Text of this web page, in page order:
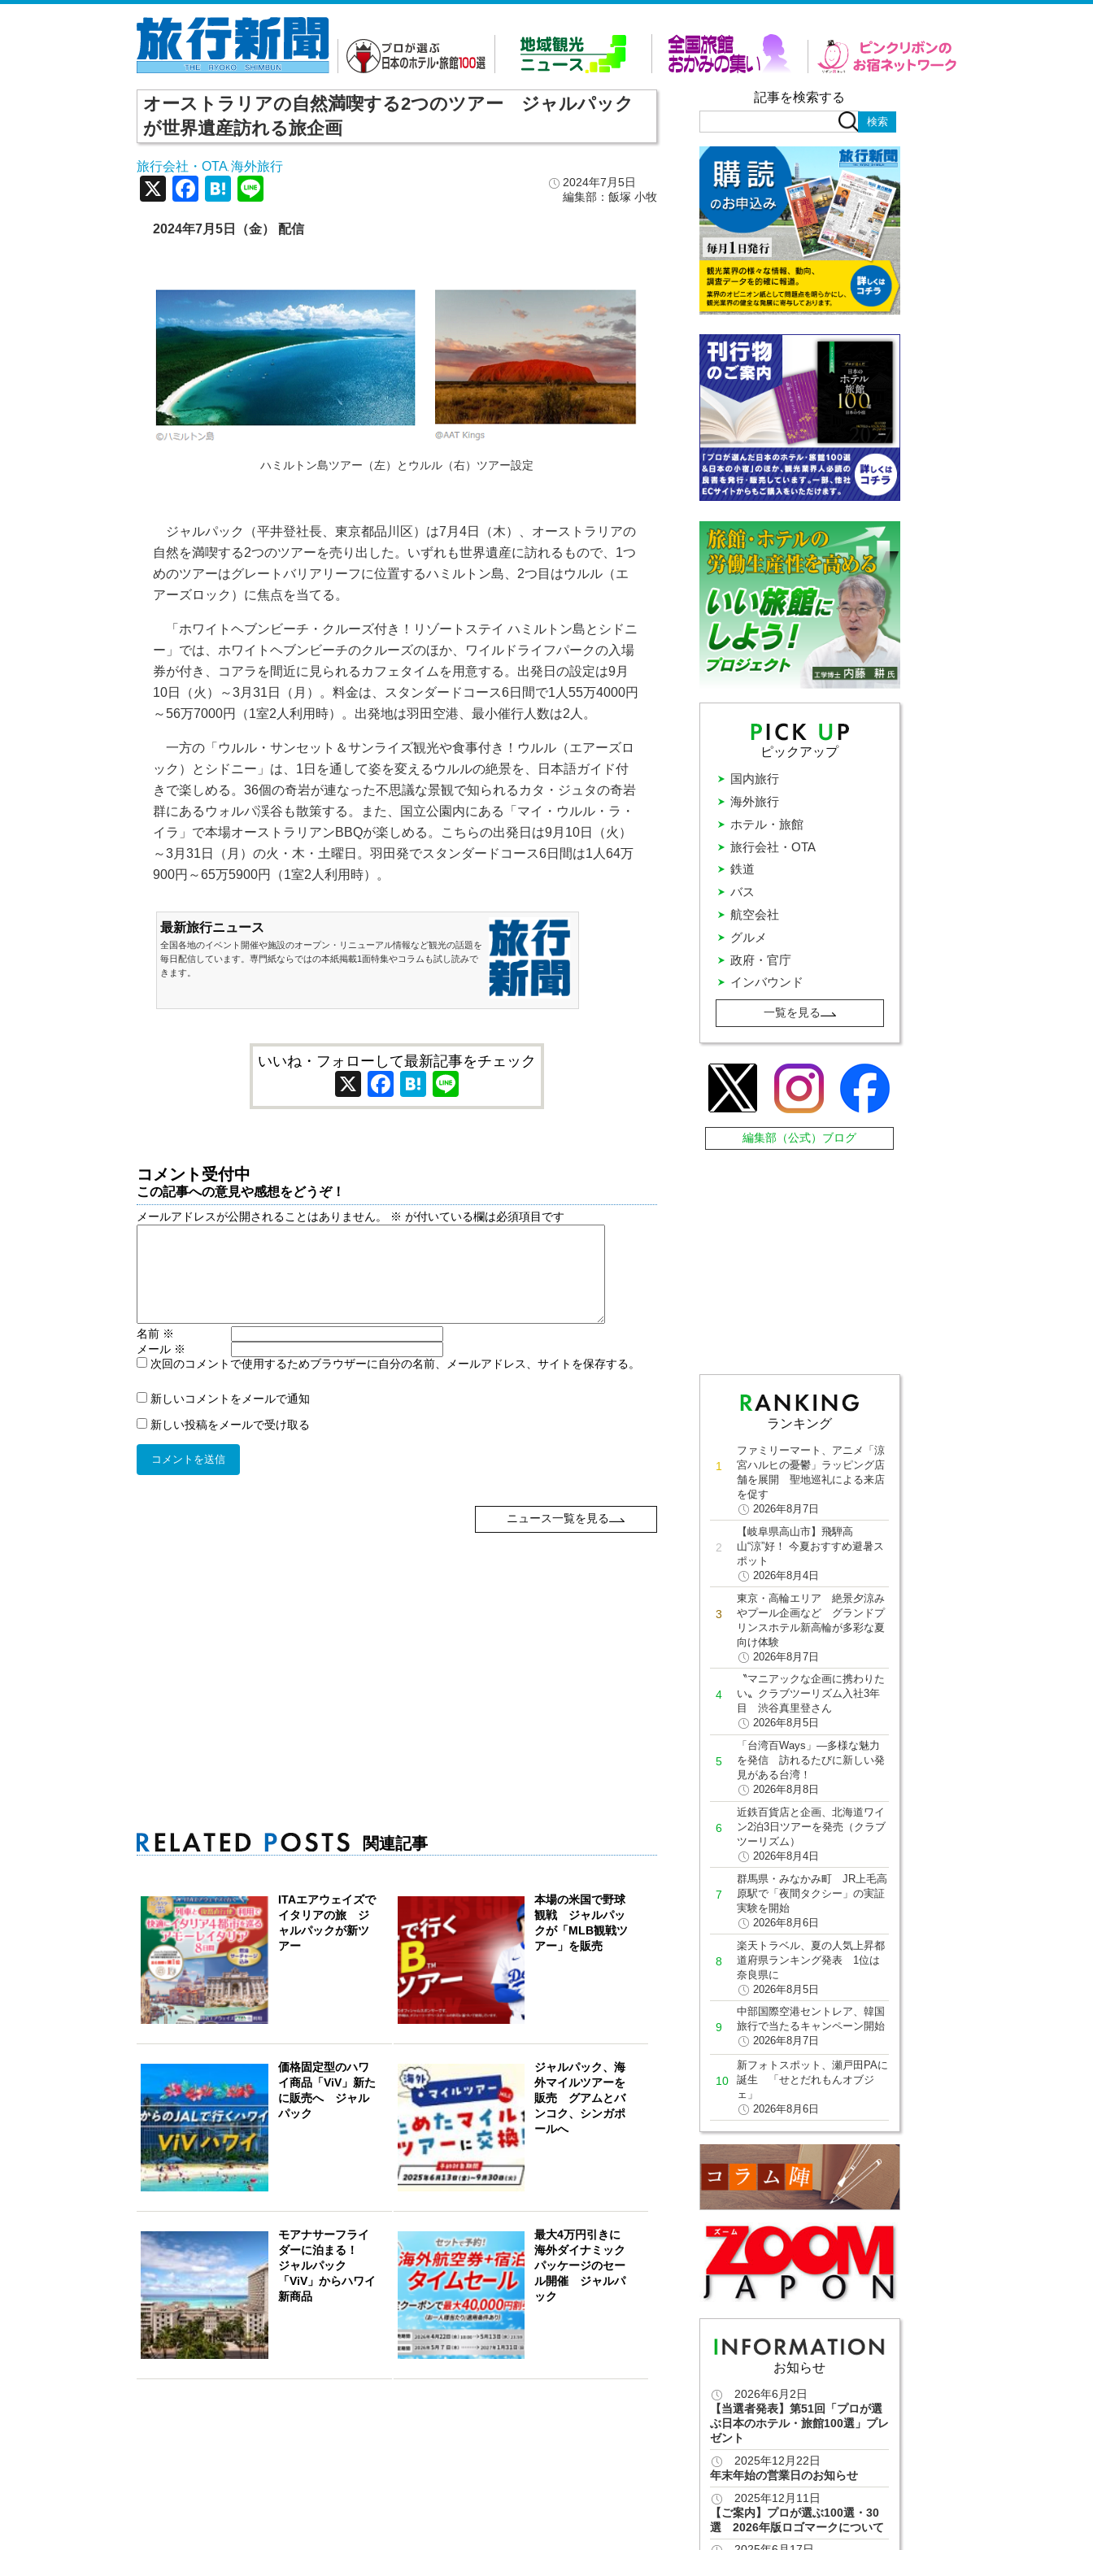
オーストラリアの自然満喫する2つのツアー ジャルパック
が世界遺産訪れる旅企画
旅行会社・OTA 海外旅行
2024年7月5日
編集部：飯塚 小牧
X Facebook
Hatena
2024年7月5日（金） 配信
ハミルトン島ツアー（左）とウルル（右）ツアー設定
ジャルパック（平井登社長、東京都品川区）は7月4日（木）、オーストラリアの
自然を満喫する2つのツアーを売り出した。いずれも世界遺産に訪れるもので、1つ
めのツアーはグレートバリアリーフに位置するハミルトン島、2つ目はウルル（エ
アーズロック）に焦点を当てる。
「ホワイトヘブンビーチ・クルーズ付き！リゾートステイ ハミルトン島とシドニ
ー」では、ホワイトヘブンビーチのクルーズのほか、ワイルドライフパークの入場
券が付き、コアラを間近に見られるカフェタイムを用意する。出発日の設定は9月
10日（火）～3月31日（月）。料金は、スタンダードコース6日間で1人55万4000円
～56万7000円（1室2人利用時）。出発地は羽田空港、最小催行人数は2人。
一方の「ウルル・サンセット＆サンライズ観光や食事付き！ウルル（エアーズロ
ック）とシドニー」は、1日を通して姿を変えるウルルの絶景を、日本語ガイド付
きで楽しめる。36個の奇岩が連なった不思議な景観で知られるカタ・ジュタの奇岩
群にあるウォルパ渓谷も散策する。また、国立公園内にある「マイ・ウルル・ラ・
イラ」で本場オーストラリアンBBQが楽しめる。こちらの出発日は9月10日（火）
～3月31日（月）の火・木・土曜日。羽田発でスタンダードコース6日間は1人64万
900円～65万5900円（1室2人利用時）。
最新旅行ニュース
全国各地のイベント開催や施設のオープン・リニューアル情報など観光の話題を
毎日配信しています。専門紙ならではの本紙掲載1面特集やコラムも試し読みで
きます。
いいね・フォローして最新記事をチェック
X Facebook
Hatena
コメント受付中
この記事への意見や感想をどうぞ！
メールアドレスが公開されることはありません。 ※ が付いている欄は必須項目です
名前 ※
メール ※
次回のコメントで使用するためブラウザーに自分の名前、メールアドレス、サイトを保存する。
新しいコメントをメールで通知
新しい投稿をメールで受け取る
ニュース一覧を見る
関連記事
ITAエアウェイズで
イタリアの旅 ジ
ャルパックが新ツ
アー
本場の米国で野球
観戦 ジャルパッ
クが「MLB観戦ツ
アー」を販売
価格固定型のハワ
イ商品「ViV」新た
に販売へ ジャル
パック
ジャルパック、海
外マイルツアーを
販売 グアムとバ
ンコク、シンガポ
ールへ
モアナサーフライ
ダーに泊まる！
ジャルパック
「ViV」からハワイ
新商品
最大4万円引きに
海外ダイナミック
パッケージのセー
ル開催 ジャルパ
ック
記事を検索する
ピックアップ
インバウンド
グルメ
バス
ホテル・旅館
国内旅行
政府・官庁
旅行会社・OTA
海外旅行
航空会社
鉄道
一覧を見る
編集部（公式）ブログ
ランキング
ファミリーマート、アニメ「涼
宮ハルヒの憂鬱」ラッピング店
舗を展開 聖地巡礼による来店
を促す
2026年8月7日
【岐阜県高山市】飛騨高
山“涼”好！ 今夏おすすめ避暑ス
ポット
2026年8月4日
東京・高輪エリア 絶景夕涼み
やプール企画など グランドプ
リンスホテル新高輪が多彩な夏
向け体験
2026年8月7日
〝マニアックな企画に携わりた
い〟クラブツーリズム入社3年
目 渋谷真里登さん
2026年8月5日
「台湾百Ways」―多様な魅力
を発信 訪れるたびに新しい発
見がある台湾！
2026年8月8日
近鉄百貨店と企画、北海道ワイ
ン2泊3日ツアーを発売（クラブ
ツーリズム）
2026年8月4日
群馬県・みなかみ町 JR上毛高
原駅で「夜間タクシー」の実証
実験を開始
2026年8月6日
楽天トラベル、夏の人気上昇都
道府県ランキング発表 1位は
奈良県に
2026年8月5日
中部国際空港セントレア、韓国
旅行で当たるキャンペーン開始
2026年8月7日
新フォトスポット、瀬戸田PAに
誕生 「せとだれもんオブジ
ェ」
2026年8月6日
お知らせ
2026年6月2日
【当選者発表】第51回「プロが選
ぶ日本のホテル・旅館100選」プレ
ゼント
2025年12月22日
年末年始の営業日のお知らせ
2025年12月11日
【ご案内】プロが選ぶ100選・30
選 2026年版ロゴマークについて